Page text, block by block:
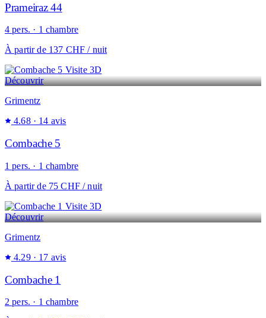
Prameiraz 44
4 pers. · 1 chambre
À partir de137 CHF / nuit
Visite 3D
Découvrir
Grimentz
4.68 · 14 avis
Combache 5
1 pers. · 1 chambre
À partir de75 CHF/ nuit
Visite 3D
Découvrir
Grimentz
4.29 · 17 avis
Combache 1
2 pers. · 1 chambre